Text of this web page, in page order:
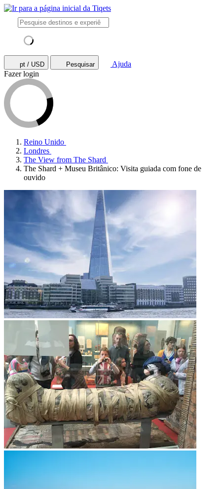
pt / USD Pesquisar
Ajuda
Fazer login
Reino Unido
Londres
The View from The Shard
The Shard + Museu Britânico: Visita guiada com fone de
ouvido